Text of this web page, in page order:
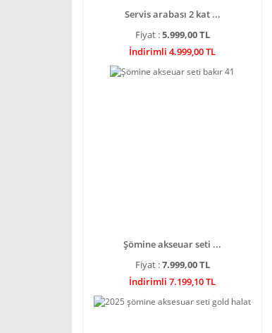
Servis arabası 2 kat ...
Fiyat :5.999,00 TL
İndirimli 4.999,00 TL
Şömine akseuar seti ...
Fiyat :7.999,00 TL
İndirimli 7.199,10 TL